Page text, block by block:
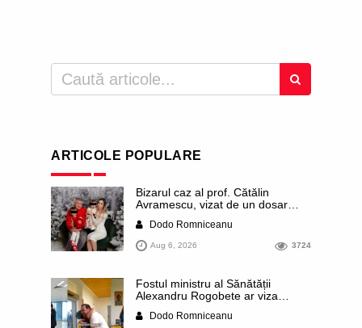
ARTICOLE POPULARE
Bizarul caz al prof. Cătălin
Avramescu, vizat de un dosar
infantilă”. Miroase a execuție
stalinistă. Cea mai imundă parte a
presei publică inclusiv documente
dezvăluite date ultra-personale
ale profesorului, inclusiv
diagnostice și tratamente
Dodo Romniceanu
Aug 6, 2026 3724
Fostul ministru al Sănătății
Alexandru Rogobete ar viza
funcția lui Dominic Fritz de primar
al orașului Timișoara. Pesedistul
Dodo Romniceanu